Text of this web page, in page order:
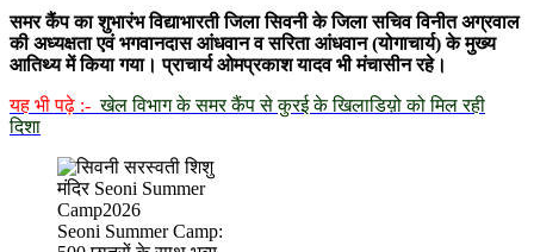
समर कैंप का शुभारंभ विद्याभारती जिला सिवनी के जिला सचिव विनीत अग्रवाल
की अध्यक्षता एवं भगवानदास आंधवान व सरिता आंधवान (योगाचार्य) के मुख्य
आतिथ्य में किया गया। प्राचार्य ओमप्रकाश यादव भी मंचासीन रहे।
यह भी पढ़े :- खेल विभाग के समर कैंप से कुरई के खिलाडिय़ो को मिल रही
दिशा
Seoni Summer Camp: